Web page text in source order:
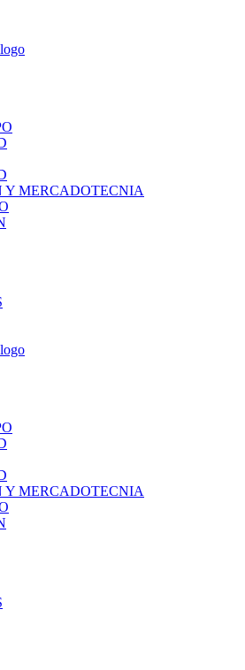
MERCADOTECNIA
MERCADOTECNIA